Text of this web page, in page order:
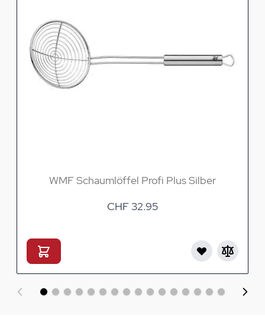
WMF Schaumlöffel Profi Plus Silber
CHF 32.95